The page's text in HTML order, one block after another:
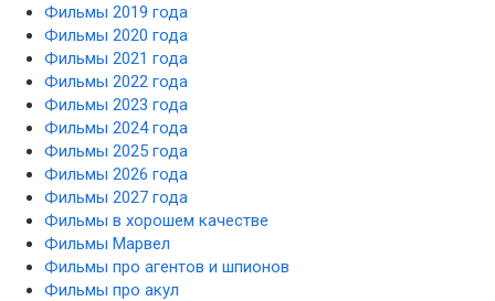
Фильмы 2019 года
Фильмы 2020 года
Фильмы 2021 года
Фильмы 2022 года
Фильмы 2023 года
Фильмы 2024 года
Фильмы 2025 года
Фильмы 2026 года
Фильмы 2027 года
Фильмы в хорошем качестве
Фильмы Марвел
Фильмы про агентов и шпионов
Фильмы про акул